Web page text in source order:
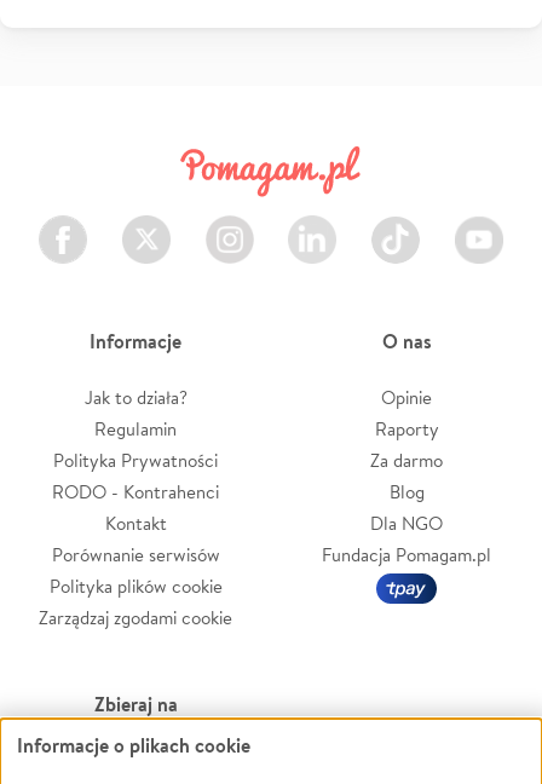
Facebook Twitter Instagram LinkedIn TikTok Youtube
Informacje
Jak to działa?
Regulamin
Polityka Prywatności
RODO - Kontrahenci
Kontakt
Porównanie serwisów
Polityka plików cookie
Zarządzaj zgodami cookie
O nas
Opinie
Raporty
Za darmo
Blog
Dla NGO
Fundacja Pomagam.pl
Zbieraj na
Leczenie
Informacje o plikach cookie